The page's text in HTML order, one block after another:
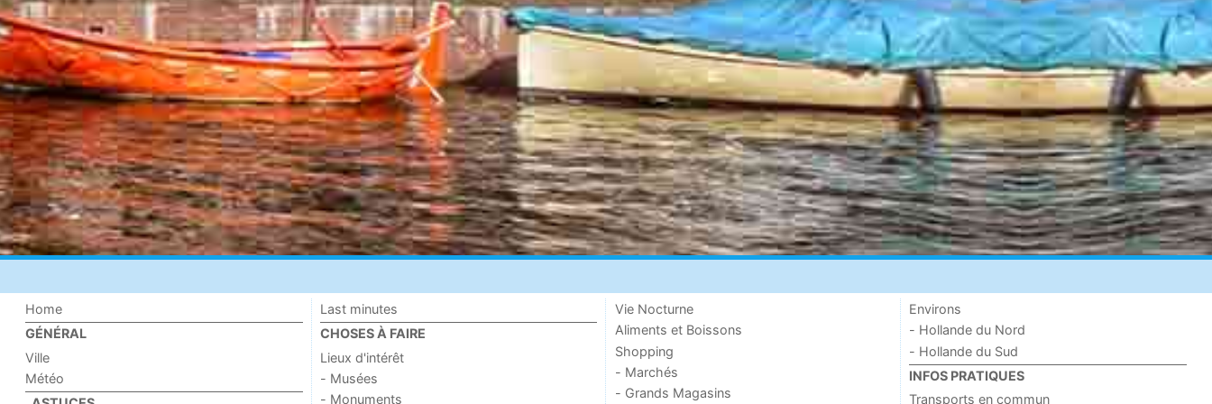
Home
GÉNÉRAL
Ville
Météo
Last minutes
CHOSES À FAIRE
Lieux d'intérêt
- Musées
- Monuments
Vie Nocturne
Aliments et Boissons
Shopping
- Marchés
- Grands Magasins
Environs
- Hollande du Nord
- Hollande du Sud
INFOS PRATIQUES
Transports en commun